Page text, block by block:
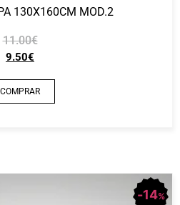
130X160CM MOD.2
11.00€
9.50€
COMPRAR
14%